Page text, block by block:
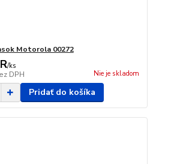
Motorola 00272
/ks
DPH Nie je skladom
Pridať do košíka